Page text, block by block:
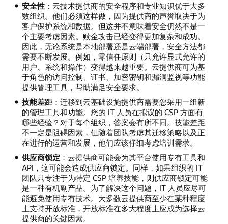
安全性：云技术提供商的安全程序和专业知识优于大多
数组织。他们必须这样做，因为提供商的声誉取决于为
客户保护系统和数据。但这并不意味着安全仍然不是一
个主要考虑因素。赎金攻击已经变得更加复杂和成功。
因此，无论系统是本地部署还是云端部署，安全方法都
需要不断发展。例如，零信任原则（只允许显式允许的
用户、系统和操作）变得越来越重要。云提供商可为基
于角色的访问控制、证书、加密密钥和漏洞监视等功能
提供管理工具，帮助满足安全要求。
技能差距：迁移到云基础设施提供商需要您采用一组新
的管理工具和功能。您的 IT 人员在拟议的 CSP 方面有
哪些经验？对于每个组织，答案会有所不同。技能差距
不一定是阻碍因素，但随着团队考虑其迁移策略以及正
在进行的运营和发展，他们应该仔细考虑培训需求。
供应商锁定 ：云提供商可能会为其平台使用专有工具和
API，这可能会造成供应商锁定。同样，如果组织的 IT
团队只专注于为特定 CSP 培养技能，则供应商锁定可能
是一种有机副产品。为了解决这个问题，IT 人员应尽可
能避免使用专有技术。大多数云提供商至少在某种程度
上支持开放标准，开放标准在多大程度上应成为选择云
提供商的关键因素。